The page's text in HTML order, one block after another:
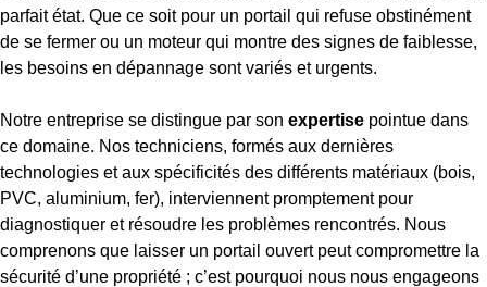
parfait état. Que ce soit pour un portail qui refuse obstinément
de se fermer ou un moteur qui montre des signes de faiblesse,
les besoins en dépannage sont variés et urgents.
Notre entreprise se distingue par son expertise pointue dans
ce domaine. Nos techniciens, formés aux dernières
technologies et aux spécificités des différents matériaux (bois,
PVC, aluminium, fer), interviennent promptement pour
diagnostiquer et résoudre les problèmes rencontrés. Nous
comprenons que laisser un portail ouvert peut compromettre la
sécurité d’une propriété ; c’est pourquoi nous nous engageons